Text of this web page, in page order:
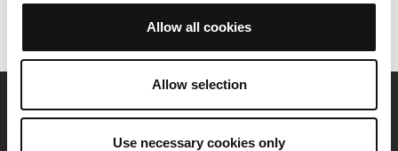
Allow all cookies
Allow selection
Use necessary cookies only
OpenRunner